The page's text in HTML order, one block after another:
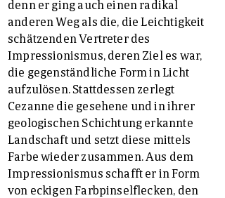
denn er ging auch einen radikal
anderen Weg als die, die Leichtigkeit
schätzenden Vertreter des
Impressionismus, deren Ziel es war,
die gegenständliche Form in Licht
aufzulösen. Stattdessen zerlegt
Cezanne die gesehene und in ihrer
geologischen Schichtung erkannte
Landschaft und setzt diese mittels
Farbe wieder zusammen. Aus dem
Impressionismus schafft er in Form
von eckigen Farbpinselflecken, den